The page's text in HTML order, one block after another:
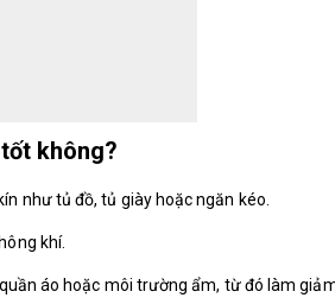
không?
như tủ đồ, tủ giày hoặc ngăn kéo.
khí.
áo hoặc môi trường ẩm, từ đó làm